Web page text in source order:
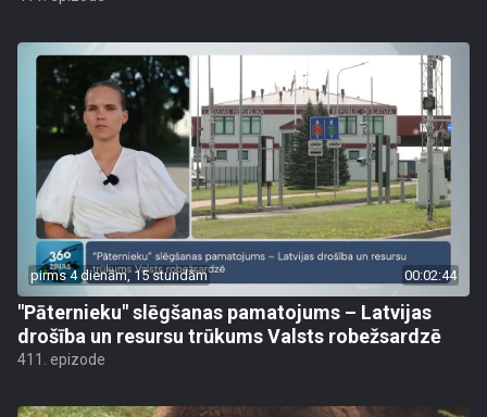
pirms 4 dienām, 15 stundām 00:02:44
"Pāternieku" slēgšanas pamatojums – Latvijas
drošība un resursu trūkums Valsts robežsardzē
411. epizode